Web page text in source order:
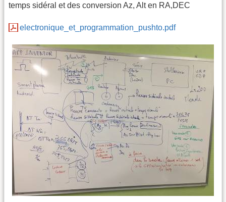
temps sidéral et des conversion Az, Alt en RA,DEC
electronique_et_programmation_pushto.pdf